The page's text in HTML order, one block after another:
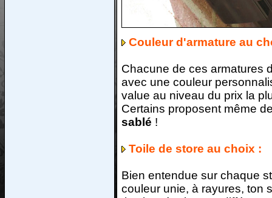
Couleur d'armature au
Chacune de ces armatures
avec une couleur
value au niveau du prix la
Certains proposent même
sablé !
Toile de store au choix :
Bien entendue sur chaque
couleur unie, à rayures, ton